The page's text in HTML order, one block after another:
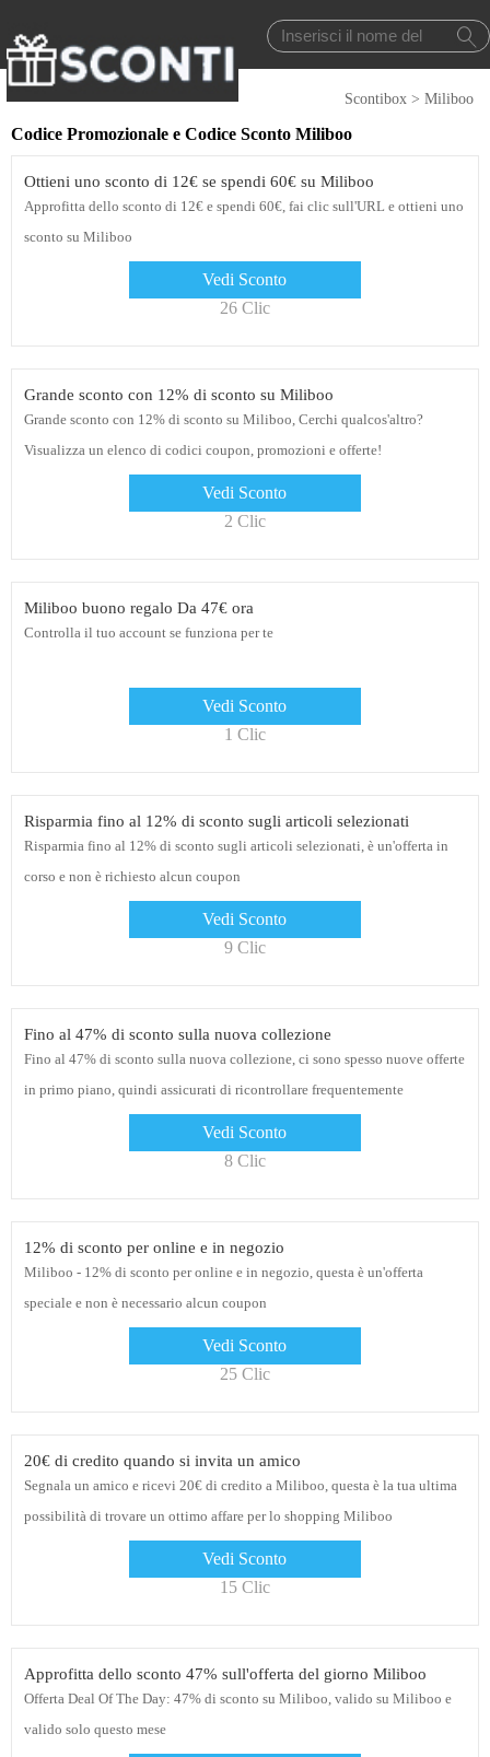
Scontibox > Miliboo
Codice Promozionale e Codice Sconto Miliboo
Ottieni uno sconto di 12€ se spendi 60€ su Miliboo
Approfitta dello sconto di 12€ e spendi 60€, fai clic sull'URL e ottieni uno
sconto su Miliboo
Vedi Sconto
26 Clic
Grande sconto con 12% di sconto su Miliboo
Grande sconto con 12% di sconto su Miliboo, Cerchi qualcos'altro?
Visualizza un elenco di codici coupon, promozioni e offerte!
Vedi Sconto
2 Clic
Miliboo buono regalo Da 47€ ora
Controlla il tuo account se funziona per te
Vedi Sconto
1 Clic
Risparmia fino al 12% di sconto sugli articoli selezionati
Risparmia fino al 12% di sconto sugli articoli selezionati, è un'offerta in
corso e non è richiesto alcun coupon
Vedi Sconto
9 Clic
Fino al 47% di sconto sulla nuova collezione
Fino al 47% di sconto sulla nuova collezione, ci sono spesso nuove offerte
in primo piano, quindi assicurati di ricontrollare frequentemente
Vedi Sconto
8 Clic
12% di sconto per online e in negozio
Miliboo - 12% di sconto per online e in negozio, questa è un'offerta
speciale e non è necessario alcun coupon
Vedi Sconto
25 Clic
20€ di credito quando si invita un amico
Segnala un amico e ricevi 20€ di credito a Miliboo, questa è la tua ultima
possibilità di trovare un ottimo affare per lo shopping Miliboo
Vedi Sconto
15 Clic
Approfitta dello sconto 47% sull'offerta del giorno Miliboo
Offerta Deal Of The Day: 47% di sconto su Miliboo, valido su Miliboo e
valido solo questo mese